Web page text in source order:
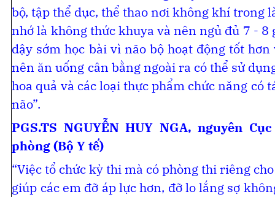
bộ, tập thể dục, thể thao nơi không khí trong
nhớ là không thức khuya và nên ngủ đủ 7 - 8
dậy sớm học bài vì não bộ hoạt động tốt hơn
nên ăn uống cân bằng ngoài ra có thể sử
hoa quả và các loại thực phẩm chức năng có
não”.
PGS.TS NGUYỄN HUY NGA, nguyên
phòng (Bộ Y tế)
“Việc tổ chức kỳ thi mà có phòng thi riêng
giúp các em đỡ áp lực hơn, đỡ lo lắng sợ